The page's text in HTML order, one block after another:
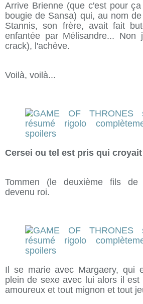
Arrive Brienne (que c'est pour
bougie de Sansa) qui, au nom
Stannis, son frère, avait fait
enfantée par Mélisandre...
crack), l'achève.
Voilà, voilà...
Cersei ou tel est pris qui
Tommen (le deuxième fils
devenu roi.
Il se marie avec Margaery, qui
plein de sexe avec lui alors il
amoureux et tout mignon et tout